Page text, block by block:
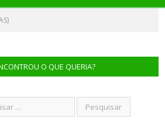
O QUE QUERIA?